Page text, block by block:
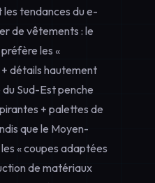
les tendances du e-
de vêtements : le
les «
détails hautement
Sud-Est penche
+ palettes de
que le Moyen-
« coupes adaptées
de matériaux